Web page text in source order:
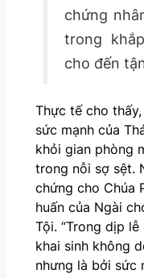
chứng
trong
cho đến
Thực tế cho
sức mạnh của
khỏi gian phòng
trong nỗi sợ sệt.
chứng cho Chúa
huấn của Ngài
Tội. “Trong dịp
khai sinh không
nhưng là bởi sức